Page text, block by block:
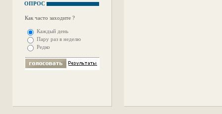
ОПРОС
Как часто заходите ?
Каждый день
Пару раз в неделю
Редко